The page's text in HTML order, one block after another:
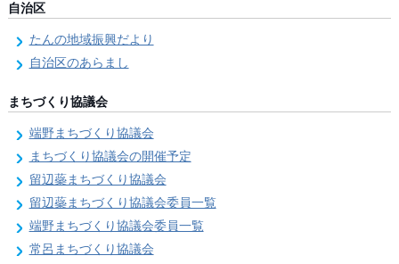
自治区
たんの地域振興だより
自治区のあらまし
まちづくり協議会
端野まちづくり協議会
まちづくり協議会の開催予定
留辺蘂まちづくり協議会
留辺蘂まちづくり協議会委員一覧
端野まちづくり協議会委員一覧
常呂まちづくり協議会